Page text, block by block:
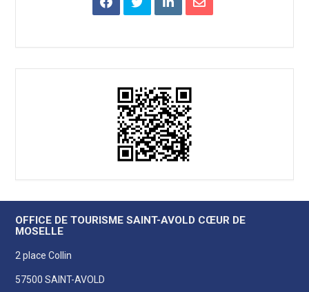
OFFICE DE TOURISME SAINT-AVOLD CŒUR DE
MOSELLE
2 place Collin
57500 SAINT-AVOLD